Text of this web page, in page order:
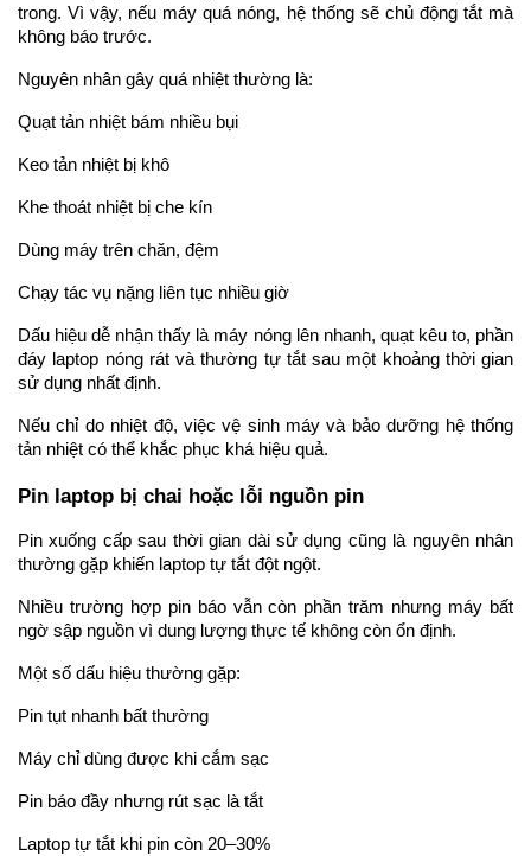
trong. Vì vậy, nếu máy quá nóng, hệ thống sẽ chủ động tắt mà
không báo trước.
Nguyên nhân gây quá nhiệt thường là:
Quạt tản nhiệt bám nhiều bụi
Keo tản nhiệt bị khô
Khe thoát nhiệt bị che kín
Dùng máy trên chăn, đệm
Chạy tác vụ nặng liên tục nhiều giờ
Dấu hiệu dễ nhận thấy là máy nóng lên nhanh, quạt kêu to, phần
đáy laptop nóng rát và thường tự tắt sau một khoảng thời gian
sử dụng nhất định.
Nếu chỉ do nhiệt độ, việc vệ sinh máy và bảo dưỡng hệ thống
tản nhiệt có thể khắc phục khá hiệu quả.
Pin laptop bị chai hoặc lỗi nguồn pin
Pin xuống cấp sau thời gian dài sử dụng cũng là nguyên nhân
thường gặp khiến laptop tự tắt đột ngột.
Nhiều trường hợp pin báo vẫn còn phần trăm nhưng máy bất
ngờ sập nguồn vì dung lượng thực tế không còn ổn định.
Một số dấu hiệu thường gặp:
Pin tụt nhanh bất thường
Máy chỉ dùng được khi cắm sạc
Pin báo đầy nhưng rút sạc là tắt
Laptop tự tắt khi pin còn 20–30%